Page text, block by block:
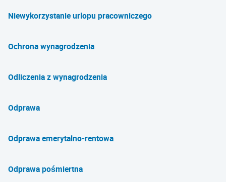
Niewykorzystanie urlopu pracowniczego
Ochrona wynagrodzenia
Odliczenia z wynagrodzenia
Odprawa
Odprawa emerytalno-rentowa
Odprawa pośmiertna